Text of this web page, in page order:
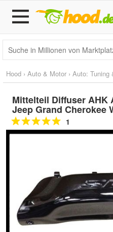
Hood › Auto & Motor › Auto: Tuning
Mittelteil Diffuser AHK
Jeep Grand Cherokee
1